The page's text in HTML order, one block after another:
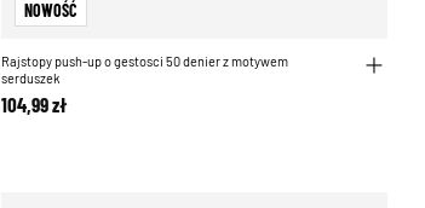
NOWOŚĆ
Rajstopy push-up o gestosci 50 denier z motywem
serduszek
104,99 zł